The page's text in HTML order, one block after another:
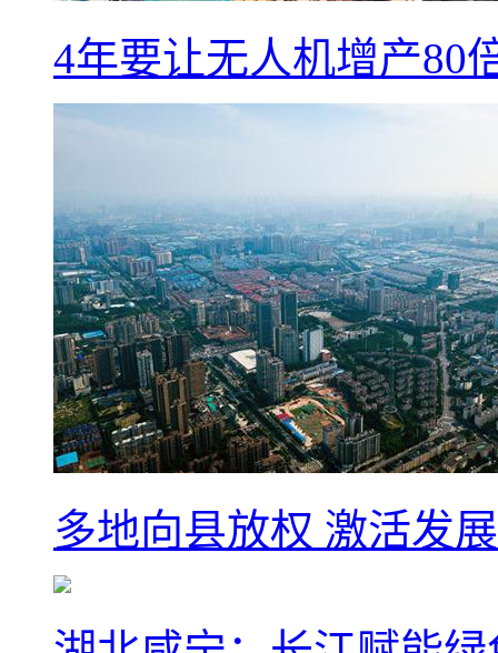
4年要让无人机增产80
多地向县放权 激活发